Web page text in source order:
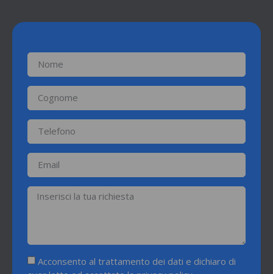
Acconsento al trattamento dei dati e dichiaro di